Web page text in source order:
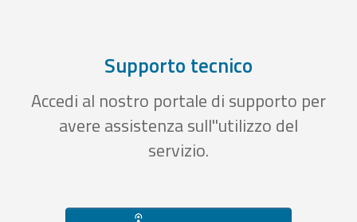
Supporto tecnico
Accedi al nostro portale di supporto per
avere assistenza sull''utilizzo del
servizio.